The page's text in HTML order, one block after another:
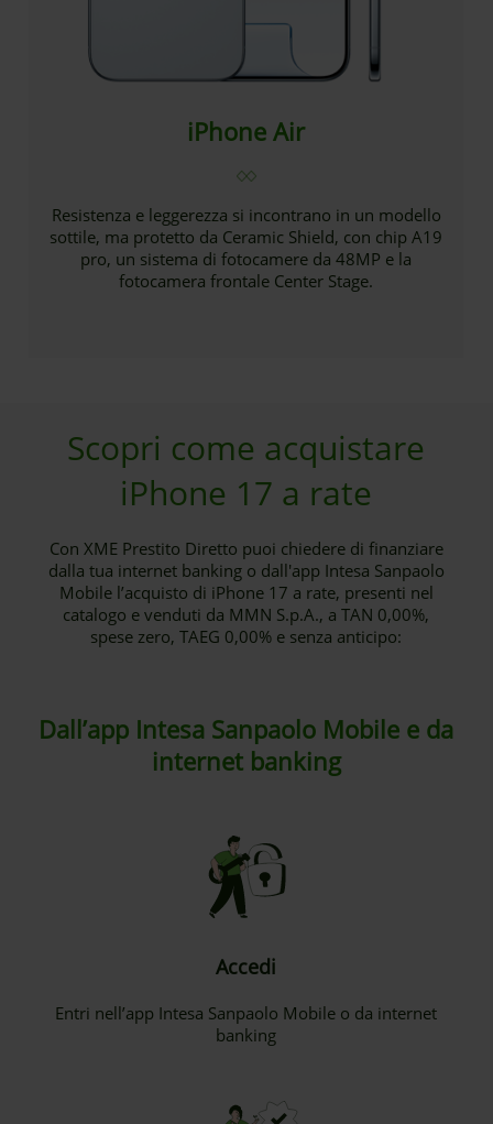
iPhone Air
Resistenza e leggerezza si incontrano in un modello
sottile, ma protetto da Ceramic Shield, con chip A19
pro, un sistema di fotocamere da 48MP e la
fotocamera frontale Center Stage.
Scopri come acquistare
iPhone 17 a rate
Con XME Prestito Diretto puoi chiedere di finanziare
dalla tua internet banking o dall'app Intesa Sanpaolo
Mobile l’acquisto di iPhone 17 a rate, presenti nel
catalogo e venduti da MMN S.p.A., a TAN 0,00%,
spese zero, TAEG 0,00% e senza anticipo:
Dall’app Intesa Sanpaolo Mobile e da
internet banking
Accedi
Entri nell’app Intesa Sanpaolo Mobile o da internet
banking